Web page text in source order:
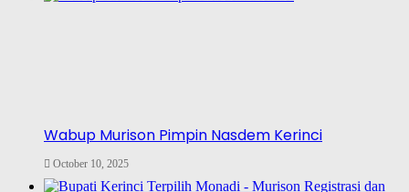
Wabup Murison Pimpin Nasdem Kerinci
October 10, 2025